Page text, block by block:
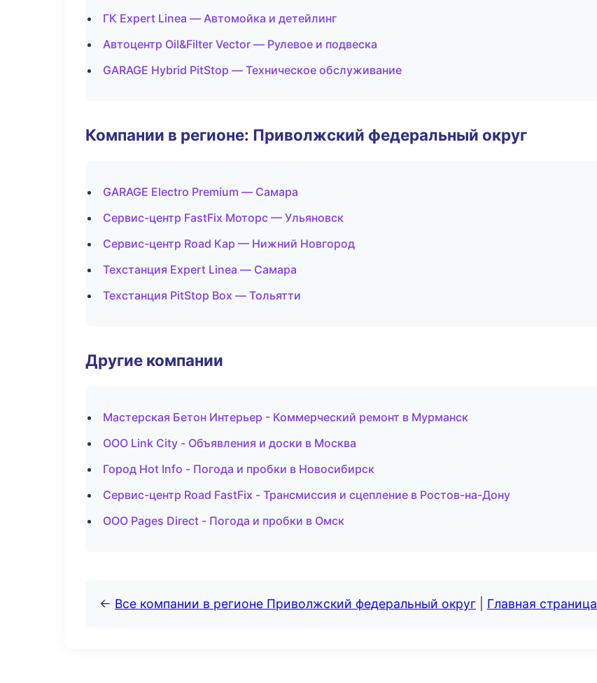
ГК Expert Linea — Автомойка и детейлинг
Автоцентр Oil&Filter Vector — Рулевое и подвеска
GARAGE Hybrid PitStop — Техническое обслуживание
Компании в регионе: Приволжский федеральный округ
GARAGE Electro Premium — Самара
Сервис-центр FastFix Моторс — Ульяновск
Сервис-центр Road Кар — Нижний Новгород
Техстанция Expert Linea — Самара
Техстанция PitStop Box — Тольятти
Другие компании
Мастерская Бетон Интерьер - Коммерческий ремонт в Мурманск
ООО Link City - Объявления и доски в Москва
Город Hot Info - Погода и пробки в Новосибирск
Сервис-центр Road FastFix - Трансмиссия и сцепление в Ростов-на-Дону
ООО Pages Direct - Погода и пробки в Омск
← Все компании в регионе Приволжский федеральный округ Главная страница